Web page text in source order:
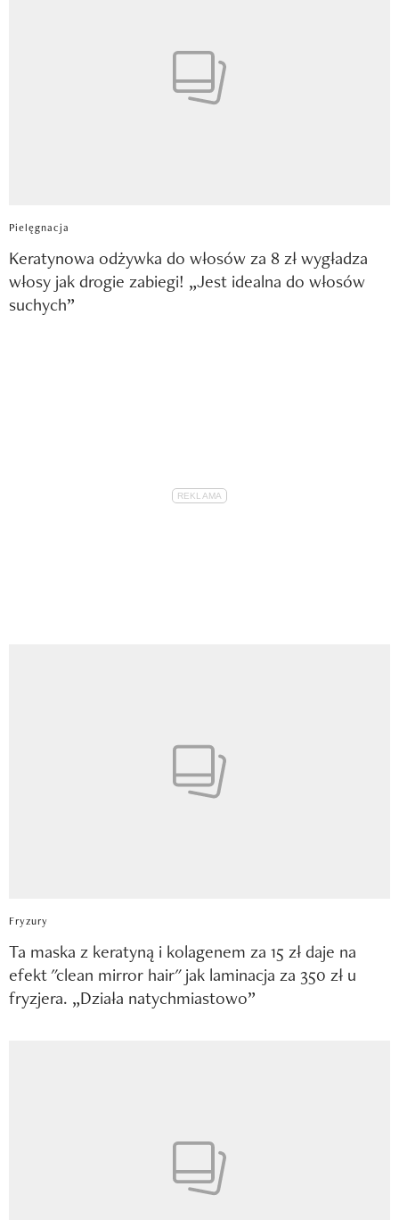
Pielęgnacja
Keratynowa odżywka do włosów za 8 zł wygładza
włosy jak drogie zabiegi! „Jest idealna do włosów
suchych”
Fryzury
Ta maska z keratyną i kolagenem za 15 zł daje na
efekt "clean mirror hair" jak laminacja za 350 zł u
fryzjera. „Działa natychmiastowo”